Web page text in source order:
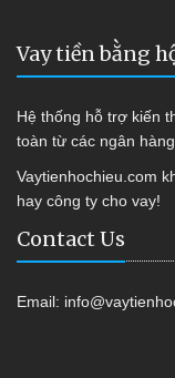
Vay tiền bằng
Hệ thống hỗ trợ kiến
toàn từ các ngân
Vaytienhochieu.com
hay công ty cho vay!
Contact Us
Email: